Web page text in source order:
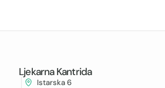
Ljekarna Kantrida
Istarska 6